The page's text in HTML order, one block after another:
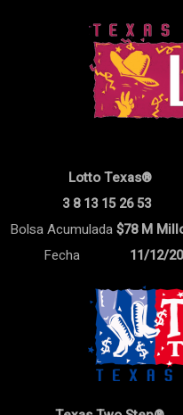
Lotto Texas®
3 8 13 15 26 53
Bolsa Acumulada$78 M
Fecha
11/12/